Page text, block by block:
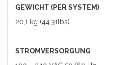
GEWICHT (PER SYSTEM)
20,1 kg (44.31lbs)
STROMVERSORGUNG